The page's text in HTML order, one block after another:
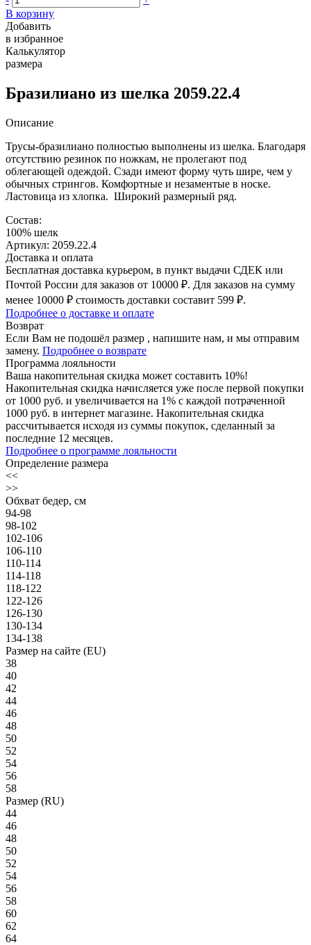
В корзину
Добавить
в избранное
Калькулятор
размера
Бразилиано из шелка 2059.22.4
Описание
Трусы-бразилиано полностью выполнены из шелка. Благодаря
отсутствию резинок по ножкам, не пролегают под
облегающей одеждой. Сзади имеют форму чуть шире, чем у
обычных стрингов. Комфортные и незаментые в носке.
Ластовица из хлопка. Широкий размерный ряд.
Состав:
100% шелк
Артикул: 2059.22.4
Доставка и оплата
Бесплатная доставка курьером, в пункт выдачи СДЕК или
Почтой России для заказов от 10000 ₽. Для заказов на сумму
менее 10000 ₽ стоимость доставки составит 599 ₽.
Подробнее о доставке и оплате
Возврат
Если Вам не подошёл размер , напишите нам, и мы отправим
замену. Подробнее о возврате
Программа лояльности
Ваша накопительная скидка может составить 10%!
Накопительная скидка начисляется уже после первой покупки
от 1000 руб. и увеличивается на 1% с каждой потраченной
1000 руб. в интернет магазине. Накопительная скидка
рассчитывается исходя из суммы покупок, сделанный за
последние 12 месяцев.
Подробнее о программе лояльности
Определение размера
<<
>>
Обхват бедер, см
94-98
98-102
102-106
106-110
110-114
114-118
118-122
122-126
126-130
130-134
134-138
Размер на сайте (EU)
38
40
42
44
46
48
50
52
54
56
58
Размер (RU)
44
46
48
50
52
54
56
58
60
62
64